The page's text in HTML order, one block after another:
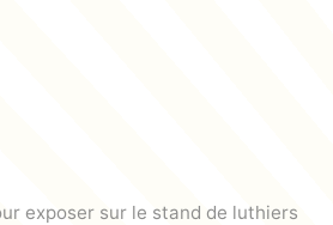
exposer sur le stand de luthiers